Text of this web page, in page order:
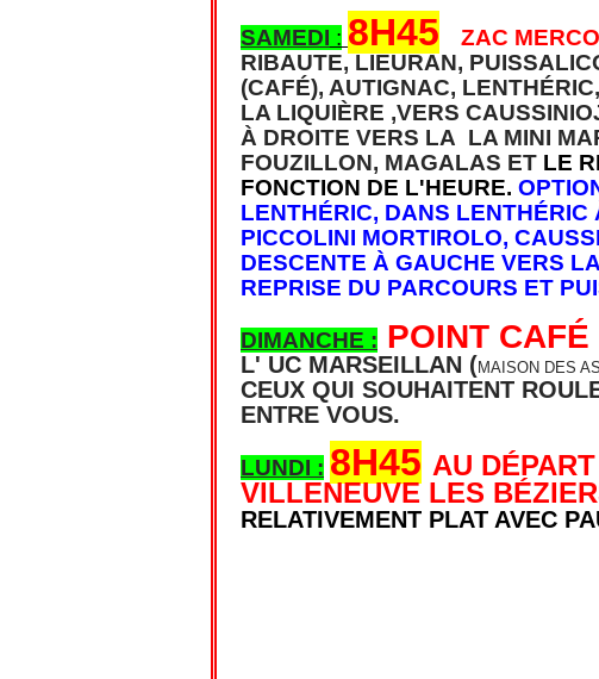
SAMEDI : 8H45 ZAC
RIBAUTE, LIEURAN,
(CAFÉ), AUTIGNAC,
LA LIQUIÈRE ,VERS
À DROITE VERS LA LA MINI
FOUZILLON, MAGALAS ET LE
FONCTION DE L'HEURE.
LENTHÉRIC, DANS LENTHÉRIC
PICCOLINI MORTIROLO,
DESCENTE À GAUCHE VERS
REPRISE DU PARCOURS ET
DIMANCHE : POINT
L' UC MARSEILLAN (MAISON DES
CEUX QUI SOUHAITENT
ENTRE VOUS.
LUNDI : 8H45 AU
VILLENEUVE LES
RELATIVEMENT PLAT AVEC